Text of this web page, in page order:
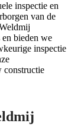
inspectie en
van de
en bieden we
inspectie
constructie